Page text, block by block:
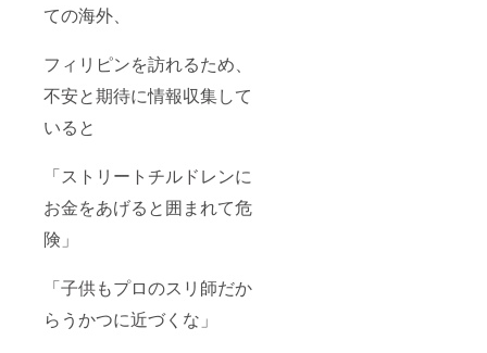
ての海外、
フィリピンを訪れるため、
不安と期待に情報収集して
いると
「ストリートチルドレンに
お金をあげると囲まれて危
険」
「子供もプロのスリ師だか
らうかつに近づくな」